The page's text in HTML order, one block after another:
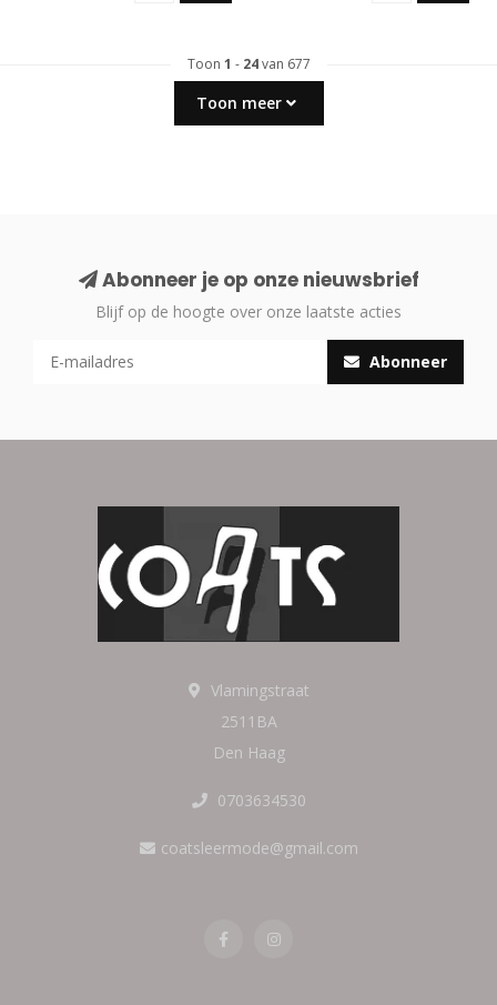
Toon 1 - 24van 677
Toon meer
Abonneer je op onze nieuwsbrief
Blijf op de hoogte over onze laatste acties
Abonneer
Vlamingstraat
2511BA
Den Haag
0703634530
coatsleermode@gmail.com